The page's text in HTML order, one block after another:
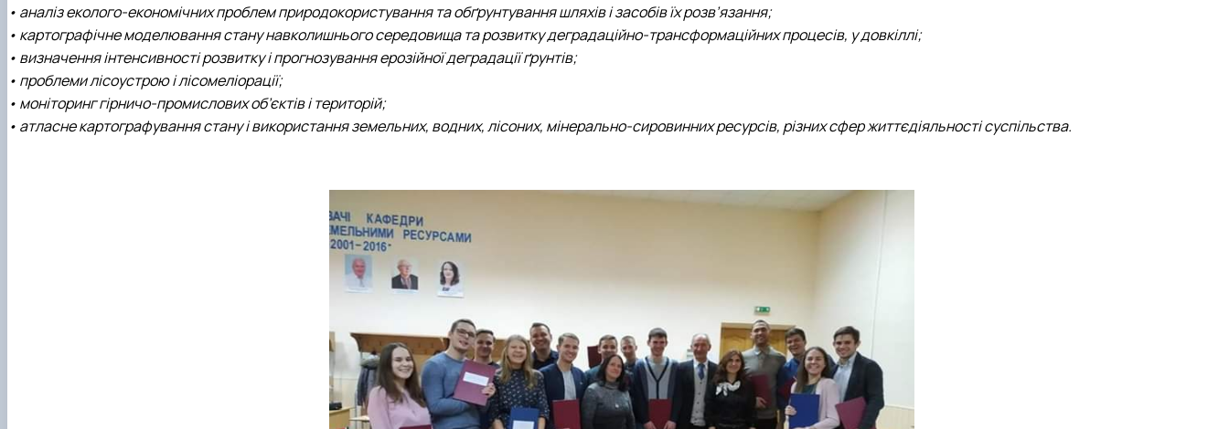
• аналіз еколого-економічних проблем природокористування та обґрунтування шляхів і засобів їх розв’язання;
• картографічне моделювання стану навколишнього середовища та розвитку деградаційно-трансформаційних процесів, у довкіллі;
• визначення інтенсивності розвитку і прогнозування ерозійної деградації ґрунтів;
• проблеми лісоустрою і лісомеліорації;
• моніторинг гірничо-промислових об’єктів і територій;
• атласне картографування стану і використання земельних, водних, лісоних, мінерально-сировинних ресурсів, різних сфер життєдіяльності суспільства.